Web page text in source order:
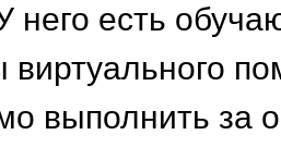
есть
выполнить за